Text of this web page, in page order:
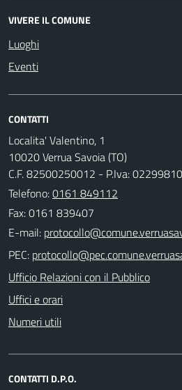
VIVERE IL COMUNE
Luoghi
Eventi
CONTATTI
Localita' Valentino, 1
10020 Verrua Savoia (TO)
C.F. 82500250012 - P.Iva:
Telefono:0161 849112
Fax: 0161 839407
E-mail:
PEC:
Ufficio Relazioni con il Pubblico
Uffici e orari
Numeri utili
CONTATTI D.P.O.